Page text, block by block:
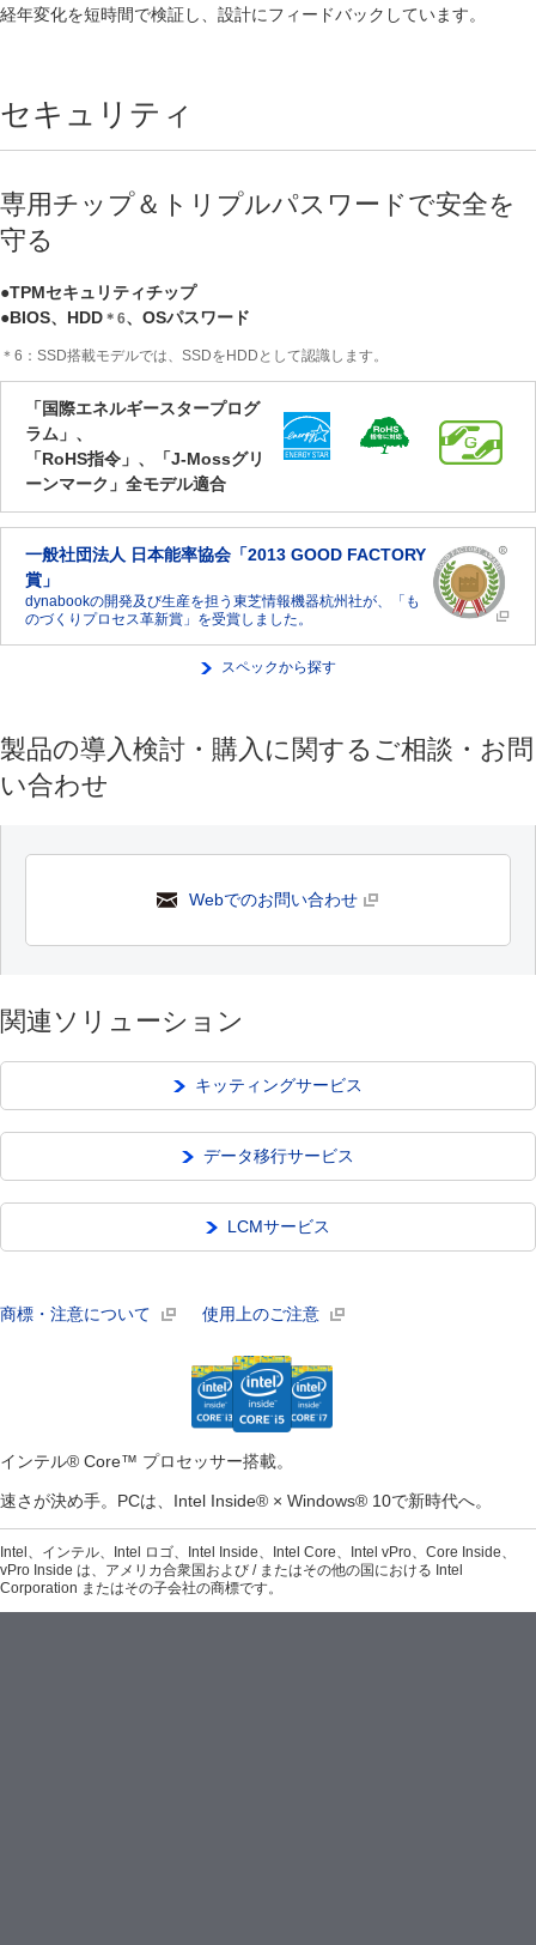
経年変化を短時間で検証し、設計にフィードバックしています。
セキュリティ
専用チップ＆トリプルパスワードで安全を
守る
●TPMセキュリティチップ
●BIOS、HDD ＊6、OSパスワード
＊6：SSD搭載モデルでは、SSDをHDDとして認識します。
「国際エネルギースタープログ
ラム」、
「RoHS指令」、「J-Mossグリ
ーンマーク」全モデル適合
一般社団法人 日本能率協会「2013 GOOD FACTORY
賞」
dynabookの開発及び生産を担う東芝情報機器杭州社が、「も
のづくりプロセス革新賞」を受賞しました。
スペックから探す
製品の導入検討・購入に関するご相談・お問
い合わせ
Webでのお問い合わせ
関連ソリューション
キッティングサービス
データ移行サービス
LCMサービス
商標・注意について 使用上のご注意
インテル® Core™ プロセッサー搭載。
速さが決め手。PCは、Intel Inside® × Windows® 10で新時代へ。
Intel、インテル、Intel ロゴ、Intel Inside、Intel Core、Intel vPro、Core Inside、
vPro Inside は、アメリカ合衆国および / またはその他の国における Intel
Corporation またはその子会社の商標です。